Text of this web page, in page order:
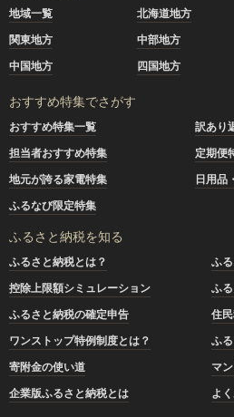
地域一覧 北海道地方
関東地方
中部地方
中国地方
四国地方
おすすめ特集でさがす
おすすめ特集一覧
訳あり
担当者おすすめ特集
定期便
地元が誇る家電特集
日用品
ふるなび限定特集
ふるさと納税を知る
ふるさと納税とは？
ふ
控除上限額シミュレーション
ふ
ふるさと納税の確定申告
住
ワンストップ特例制度とは？
ふ
寄附金の使い道
マ
企業版ふるさと納税とは
よ